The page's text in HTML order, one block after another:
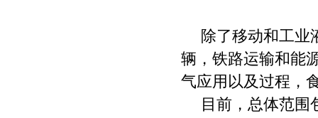
除了移动和工业
辆，铁路运输和能
气应用以及过程，
目前，总体范围